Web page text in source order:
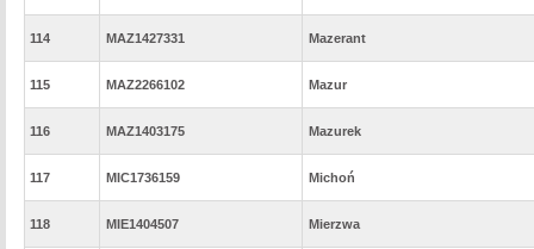
114 MAZ1427331 Mazerant
115 MAZ2266102 Mazur
116 MAZ1403175 Mazurek
117 MIC1736159 Michoń
118 MIE1404507 Mierzwa